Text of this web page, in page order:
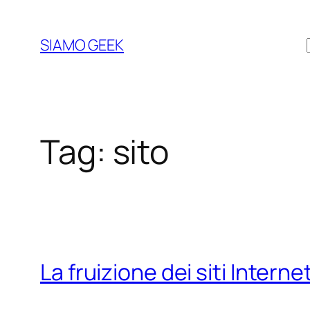
contenuto
SIAMO GEEK
Tag: sito
La fruizione dei siti